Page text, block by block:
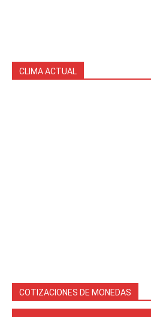
CLIMA ACTUAL
COTIZACIONES DE MONEDAS